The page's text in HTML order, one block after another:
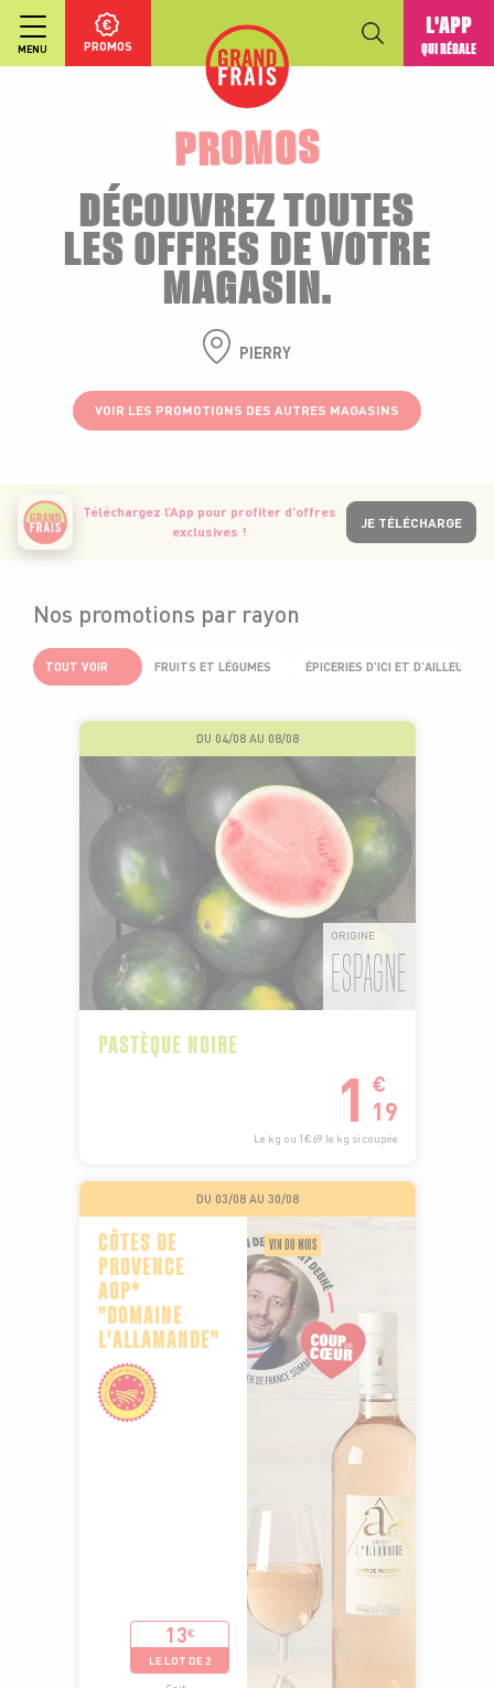
MENU PROMOS
L'APP
QUI RÉGALE
PROMOS
DÉCOUVREZ TOUTES
LES OFFRES DE VOTRE
MAGASIN.
PIERRY
VOIR LES PROMOTIONS DES AUTRES MAGASINS
Téléchargez l’App pour profiter d’offres
exclusives !
JE TÉLÉCHARGE
Nos promotions par rayon
TOUT VOIR FRUITS ET LÉGUMES ÉPICERIES D'ICI ET D'AILLEURS
DU 04/08 AU 08/08
ORIGINE
ESPAGNE
PASTÈQUE NOIRE
1 €
19
Le kg ou 1€69 le kg si coupée
DU 03/08 AU 30/08
CÔTES DE
PROVENCE
AOP*
"DOMAINE
L'ALLAMANDE"
13€
LE LOT DE 2
VIN DU MOIS